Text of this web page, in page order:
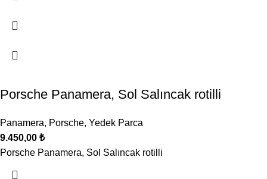
Porsche Panamera, Sol Salıncak rotilli
Panamera, Porsche, Yedek Parca
9.450,00 ₺
Porsche Panamera, Sol Salıncak rotilli